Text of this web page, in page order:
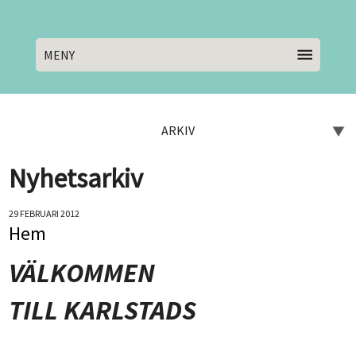
MENY
ARKIV
Nyhetsarkiv
29 FEBRUARI 2012
Hem
VÄLKOMMEN
TILL KARLSTADS